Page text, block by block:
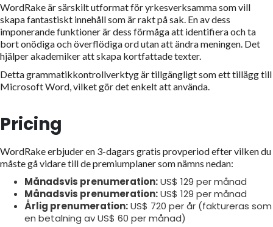
WordRake är särskilt utformat för yrkesverksamma som vill
skapa fantastiskt innehåll som är rakt på sak. En av dess
imponerande funktioner är dess förmåga att identifiera och ta
bort onödiga och överflödiga ord utan att ändra meningen. Det
hjälper akademiker att skapa kortfattade texter.
Detta grammatikkontrollverktyg är tillgängligt som ett tillägg till
Microsoft Word, vilket gör det enkelt att använda.
Pricing
WordRake erbjuder en 3-dagars gratis provperiod efter vilken du
måste gå vidare till de premiumplaner som nämns nedan:
Månadsvis prenumeration:US$ 129 per månad
Månadsvis prenumeration:US$ 129 per månad
Årlig prenumeration:US$ 720 per år (faktureras som
en betalning av US$ 60 per månad)